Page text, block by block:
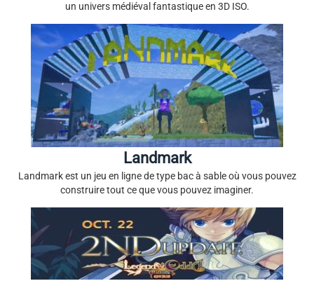
un univers médiéval fantastique en 3D ISO.
Landmark
Landmark est un jeu en ligne de type bac à sable où vous pouvez
construire tout ce que vous pouvez imaginer.